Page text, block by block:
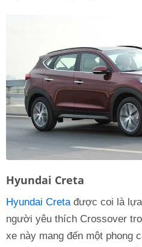
Hyundai Creta
Hyundai Creta được coi là
người yêu thích Crossover
xe này mang đến một phong